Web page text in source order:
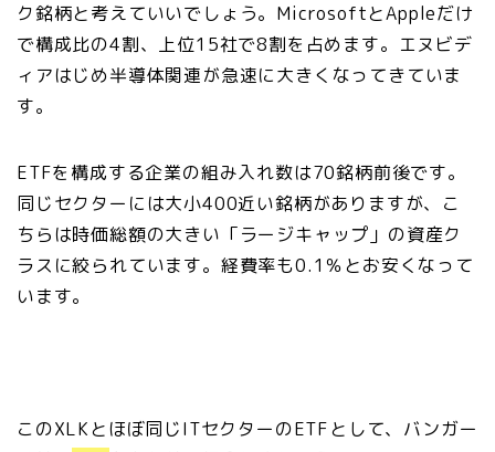
ク銘柄と考えていいでしょう。MicrosoftとAppleだけ
で構成比の4割、上位15社で8割を占めます。エヌビデ
ィアはじめ半導体関連が急速に大きくなってきていま
す。
ETFを構成する企業の組み入れ数は70銘柄前後です。
同じセクターには大小400近い銘柄がありますが、こ
ちらは時価総額の大きい「ラージキャップ」の資産ク
ラスに絞られています。経費率も0.1％とお安くなって
います。
このXLKとほぼ同じITセクターのETFとして、バンガー